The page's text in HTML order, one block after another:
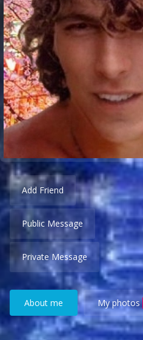
Add Friend
Public Message
Private Message
About me My photos